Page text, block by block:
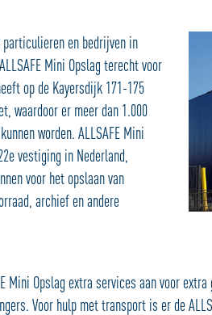
particulieren en bedrijven in
Mini Opslag terecht voor
op de Kayersdijk 171-175
waardoor er meer dan 1.000
worden. ALLSAFE Mini
vestiging in Nederland,
voor het opslaan van
archief en andere
Mini Opslag extra services aan voor
Voor hulp met transport is er de